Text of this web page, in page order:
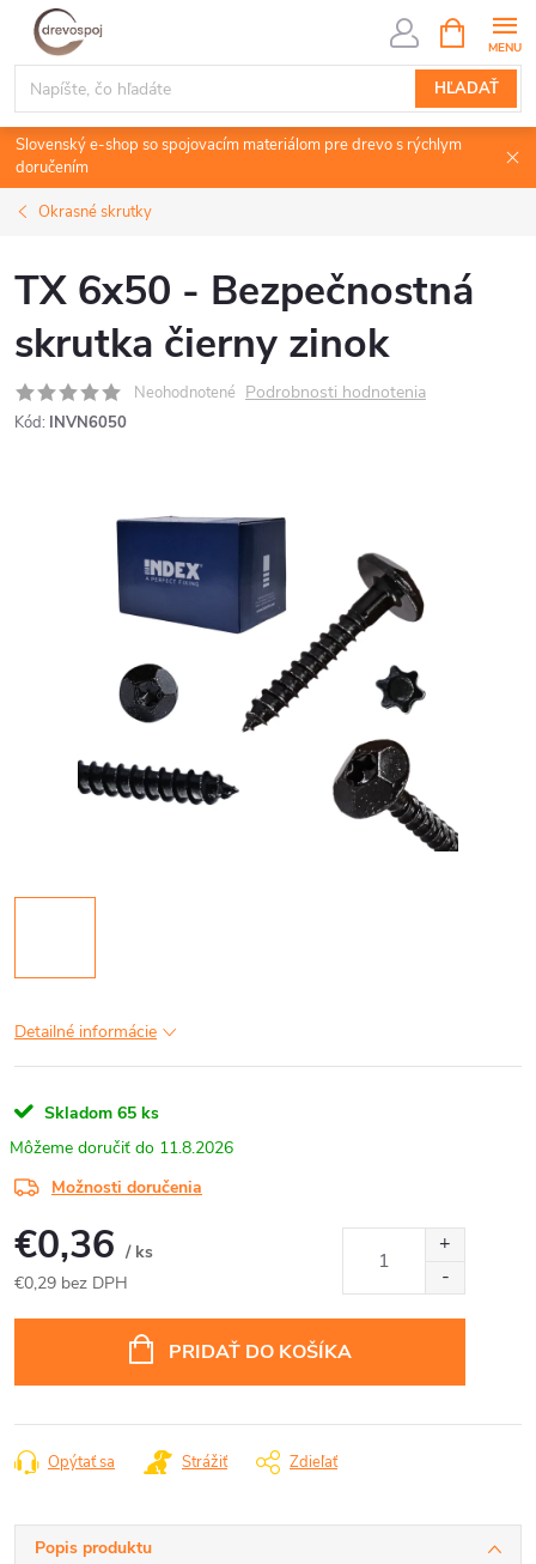
Prejsť
obsah
HĽADAŤ
KOŠÍK
Slovenský e-shop so spojovacím materiálom pre drevo s rýchlym
doručením
Okrasné skrutky
TX 6x50 - Bezpečnostná
skrutka čierny zinok
Neohodnotené Podrobnosti hodnotenia
Kód: INVN6050
Detailné informácie
Skladom 65 ks
11.8.2026
Možnosti doručenia
€0,36 / ks
€0,29 bez DPH
PRIDAŤ DO KOŠÍKA
Opýtať sa Strážiť Zdieľať
Popis produktu